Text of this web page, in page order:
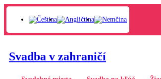
Svadba v zahraničí